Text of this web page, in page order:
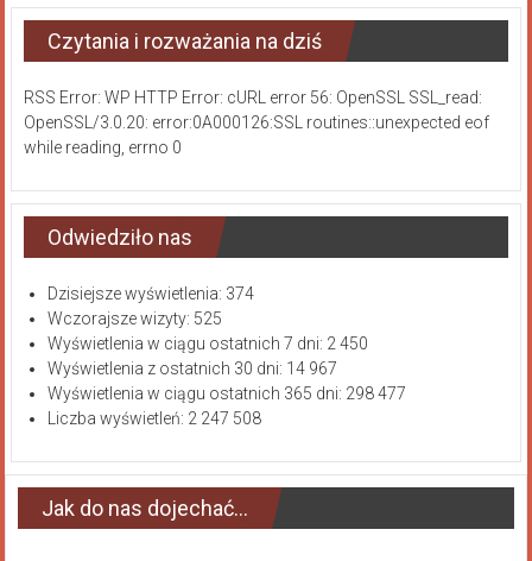
Czytania i rozważania na dziś
RSS Error: WP HTTP Error: cURL error 56: OpenSSL SSL_read:
OpenSSL/3.0.20: error:0A000126:SSL routines::unexpected eof
while reading, errno 0
Odwiedziło nas
Dzisiejsze wyświetlenia: 374
Wczorajsze wizyty: 525
Wyświetlenia w ciągu ostatnich 7 dni: 2 450
Wyświetlenia z ostatnich 30 dni: 14 967
Wyświetlenia w ciągu ostatnich 365 dni: 298 477
Liczba wyświetleń: 2 247 508
Jak do nas dojechać…